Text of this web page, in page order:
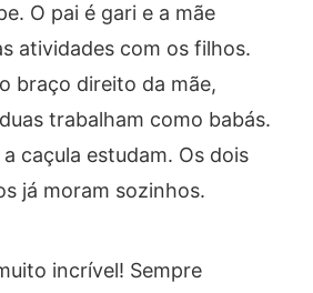
O pai é gari e a mãe
atividades com os filhos.
braço direito da mãe,
trabalham como babás.
caçula estudam. Os dois
já moram sozinhos.
incrível! Sempre